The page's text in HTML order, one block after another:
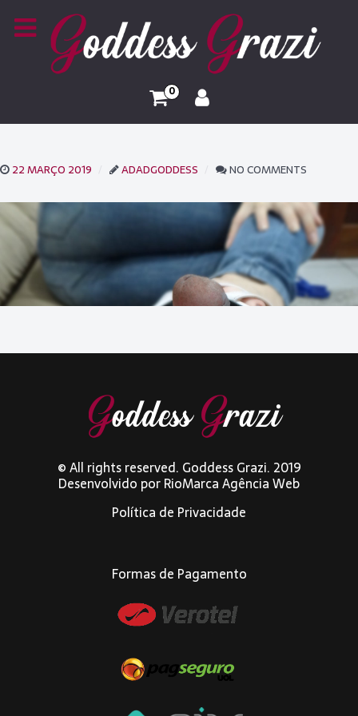
0
22 MARÇO 2019 ADADGODDESS NO COMMENTS
© All rights reserved. Goddess Grazi. 2019
Desenvolvido porRioMarca Agência Web
Política de Privacidade
Formas de Pagamento